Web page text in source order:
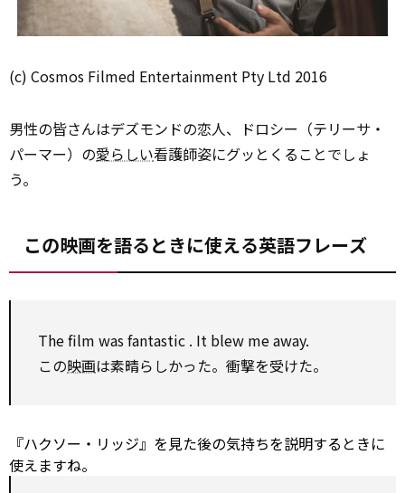
(c) Cosmos Filmed Entertainment Pty Ltd 2016
男性の皆さんはデズモンドの恋人、ドロシー（テリーサ・
パーマー）の愛らしい看護師姿にグッとくることでしょ
う。
この映画を語るときに使える英語フレーズ
The film was fantastic . It blew me away.
この映画は素晴らしかった。衝撃を受けた。
『ハクソー・リッジ』を見た後の気持ちを説明するときに
使えますね。